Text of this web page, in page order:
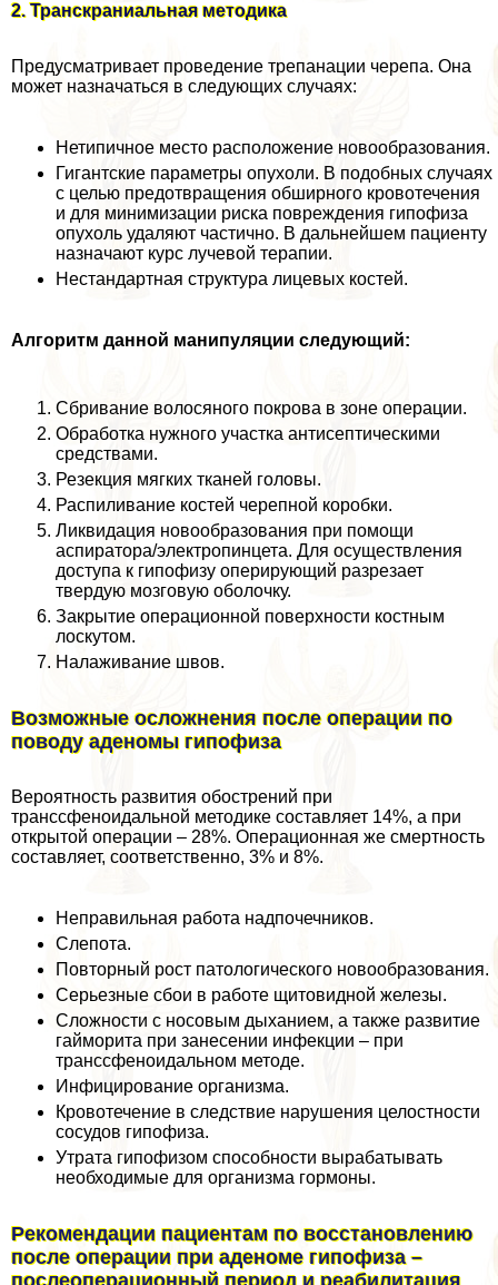
2. Транскраниальная методика
Предусматривает проведение трепанации черепа. Она
может назначаться в следующих случаях:
Нетипичное место расположение новообразования.
Гигантские параметры опухоли. В подобных случаях
с целью предотвращения обширного кровотечения
и для минимизации риска повреждения гипофиза
опухоль удаляют частично. В дальнейшем пациенту
назначают курс лучевой терапии.
Нестандартная структура лицевых костей.
Алгоритм данной манипуляции следующий:
Сбривание волосяного покрова в зоне операции.
Обработка нужного участка антисептическими
средствами.
Резекция мягких тканей головы.
Распиливание костей черепной коробки.
Ликвидация новообразования при помощи
аспиратора/электропинцета. Для осуществления
доступа к гипофизу оперирующий разрезает
твердую мозговую оболочку.
Закрытие операционной поверхности костным
лоскутом.
Налаживание швов.
Возможные осложнения после операции по
поводу аденомы гипофиза
Вероятность развития обострений при
трaнcсфеноидальной методике составляет 14%, а при
открытой операции – 28%. Операционная же cмepтность
составляет, соответственно, 3% и 8%.
Неправильная работа надпочечников.
Слепота.
Повторный рост патологического новообразования.
Серьезные сбои в работе щитовидной железы.
Сложности с носовым дыханием, а также развитие
гайморита при занесении инфекции – при
трaнcсфеноидальном методе.
Инфицирование организма.
Кровотечение в следствие нарушения целостности
сосудов гипофиза.
Утрата гипофизом способности выpaбатывать
необходимые для организма гормоны.
Рекомендации пациентам по восстановлению
после операции при аденоме гипофиза –